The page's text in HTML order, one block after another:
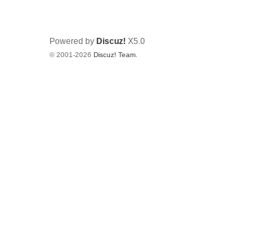
Powered by Discuz! X5.0
© 2001-2026 Discuz! Team